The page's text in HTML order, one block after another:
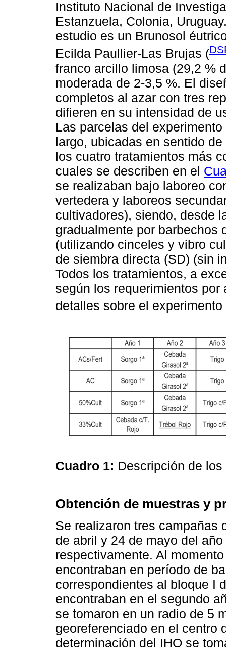
Instituto Nacional de
Estanzuela, Colonia,
estudio es un Brunosol
Ecilda Paullier-Las Brujas (
franco arcillo limosa (29,2 %
moderada de 2-3,5 %. El
completos al azar con tres
difieren en su intensidad de
Las parcelas del
largo, ubicadas en sentido
los cuatro tratamientos más
cuales se describen en el
se realizaban bajo laboreo
vertedera y laboreos
cultivadores), siendo, desde
gradualmente por barbechos
(utilizando cinceles y vibro
de siembra directa (SD) (sin
Todos los tratamientos, a
según los requerimientos
detalles sobre el
Cuadro 1: Descripción de
Obtención de muestras y
Se realizaron tres campañas
de abril y 24 de mayo del
respectivamente. Al
encontraban en período de
correspondientes al bloque I
encontraban en el segundo
se tomaron en un radio de 5
georeferenciado en el centro
determinación del IHO se